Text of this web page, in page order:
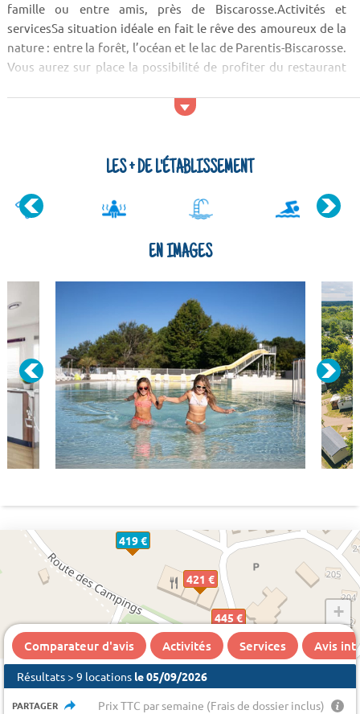
famille ou entre amis, près de Biscarosse.Activités et
servicesSa situation idéale en fait le rêve des amoureux de la
nature : entre la forêt, l’océan et le lac de Parentis-Biscarosse.
Vous aurez sur place la possibilité de profiter du restaurant
faire vos courses à l’épicerie du camping. De no...
LES + DE L'ÉTABLISSEMENT
EN IMAGES
419 €
421 €
445 €
+
−
Comparateur d'avis Activités Services Avis
Résultats > 9 locations le 05/09/2026
PARTAGER Prix TTC par semaine (Frais de dossier inclus)